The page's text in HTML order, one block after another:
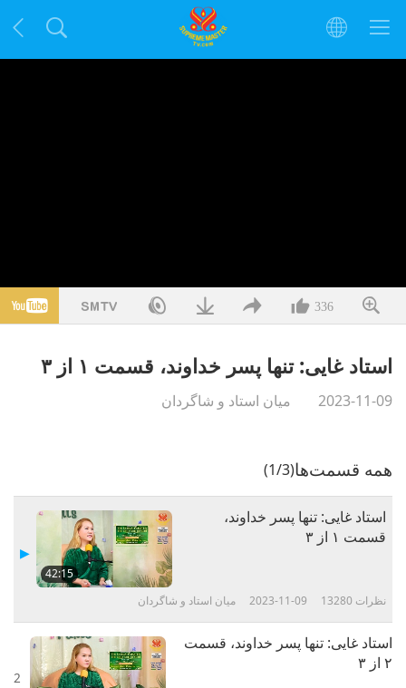
336
استاد غایی: تنها پسر خداوند، قسمت ۱ از ۳
2023-11-09 میان استاد و شاگردان
همه قسمت‌ها(1/3)
42:15
استاد غایی: تنها پسر خداوند،
قسمت ۱ از ۳
میان استاد و شاگردان 2023-11-09 13280 نظرات
2
استاد غایی: تنها پسر خداوند، قسمت
۲ از ۳